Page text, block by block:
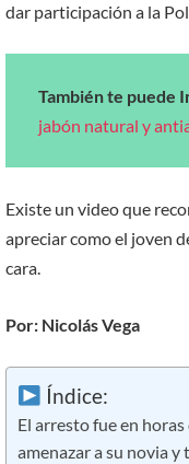
dar participación a la
También te puede
jabón natural y
Existe un video que
apreciar como el joven
cara.
Por: Nicolás Vega
Índice:
El arresto fue en
amenazar a su novia y